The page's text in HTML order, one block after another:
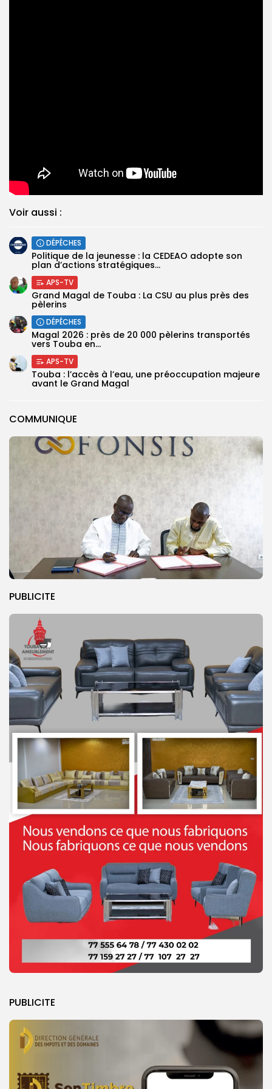
COMMUNIQUE
PUBLICITE
PUBLICITE
Voir aussi :
DÉPÊCHES
Politique de la jeunesse : la CEDEAO adopte son
plan d’actions stratégiques...
APS-TV
Grand Magal de Touba : La CSU au plus près des
pèlerins
DÉPÊCHES
Magal 2026 : près de 20 000 pèlerins transportés
vers Touba en...
APS-TV
Touba : l’accès à l’eau, une préoccupation majeure
avant le Grand Magal